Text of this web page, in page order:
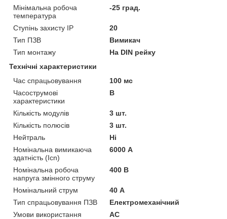
Мінімальна робоча
температура
-25 град.
Ступінь захисту IP
20
Тип ПЗВ
Вимикач
Тип монтажу
На DIN рейку
Технічні характеристики
Час спрацьовування
100 мс
Часострумові
характеристики
B
Кількість модулів
3 шт.
Кількість полюсів
3 шт.
Нейтраль
Ні
Номінальна вимикаюча
здатність (Icn)
6000 А
Номінальна робоча
напруга змінного струму
400 В
Номінальний струм
40 А
Тип спрацьовування ПЗВ
Електромеханічний
Умови використання
АС